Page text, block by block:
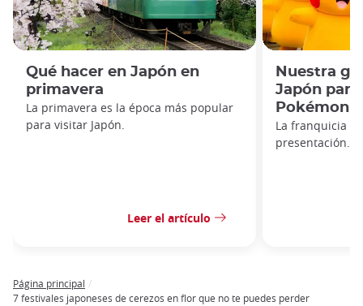
Qué hacer en Japón en
primavera
La primavera es la época más popular
para visitar Japón.
Leer el artículo
Nuestra
Japón
Pokémon
La franquicia
presentación.
Breadcrumb
Página principal
7 festivales japoneses de cerezos en flor que no te puedes perder